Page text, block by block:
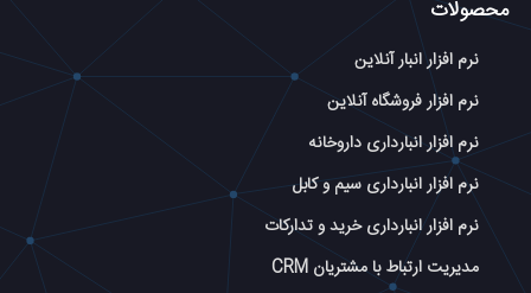
محصولات
نرم افزار انبار آنلاین
نرم افزار فروشگاه آنلاین
نرم افزار انبارداری داروخانه
نرم افزار انبارداری سیم و کابل
نرم افزار انبارداری خرید و تدارکات
مدیریت ارتباط با مشتریان CRM